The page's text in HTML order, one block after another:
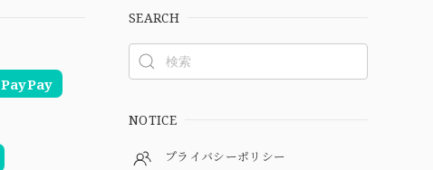
PayPay
SEARCH
NOTICE
プライバシーポリシー